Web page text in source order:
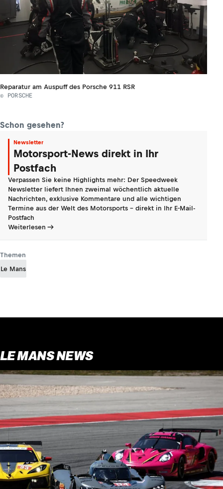
Reparatur am Auspuff des Porsche 911 RSR
© PORSCHE
Schon gesehen?
Newsletter
Motorsport-News direkt in Ihr
Postfach
Verpassen Sie keine Highlights mehr: Der Speedweek
Newsletter liefert Ihnen zweimal wöchentlich aktuelle
Nachrichten, exklusive Kommentare und alle wichtigen
Termine aus der Welt des Motorsports - direkt in Ihr E-Mail-
Postfach
Weiterlesen
Themen
Le Mans
LE MANS NEWS